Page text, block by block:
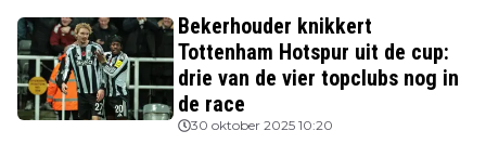
Bekerhouder knikkert
Tottenham Hotspur uit de cup:
drie van de vier topclubs nog in
de race
30 oktober 2025 10:20